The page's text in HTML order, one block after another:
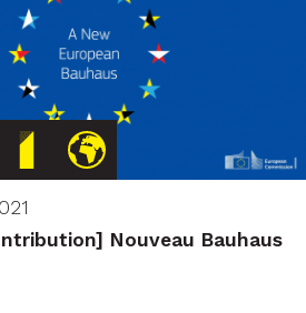
Nouveau Bauhaus